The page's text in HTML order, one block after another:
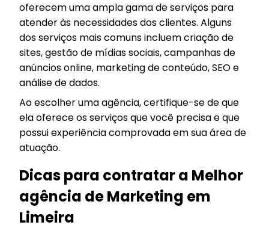
oferecem uma ampla gama de serviços para
atender às necessidades dos clientes. Alguns
dos serviços mais comuns incluem criação de
sites, gestão de mídias sociais, campanhas de
anúncios online, marketing de conteúdo, SEO e
análise de dados.
Ao escolher uma agência, certifique-se de que
ela oferece os serviços que você precisa e que
possui experiência comprovada em sua área de
atuação.
Dicas para contratar a Melhor
agência de Marketing em
Limeira